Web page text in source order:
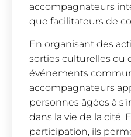
accompagnateurs
que facilitateurs de
En organisant des
sorties culturelles ou
événements
accompagnateurs
personnes âgées à
dans la vie de la cité.
participation, ils